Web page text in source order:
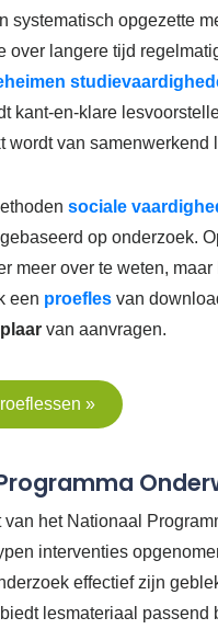
systematisch opgezette
over langere tijd
kant-en-klare
wordt van samenwerkend
sociale
op onderzoek.
meer over te weten, maar
een proefles van
van aanvragen.
»
van het Nationaal
interventies
effectief zijn
lesmateriaal passend